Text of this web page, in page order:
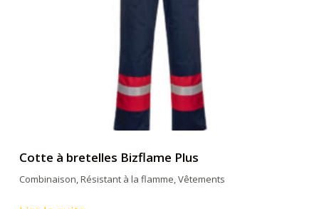
Cotte à bretelles Bizflame Plus
Combinaison,Résistant à la flamme,Vêtements